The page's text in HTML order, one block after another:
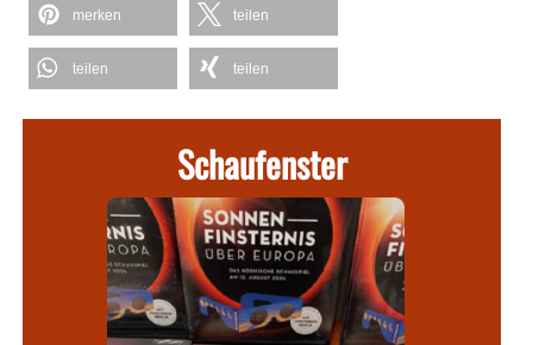
merken teilen
teilen teilen
Schaufenster